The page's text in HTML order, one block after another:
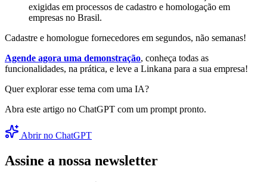
exigidas em processos de cadastro e homologação em
empresas no Brasil.
Cadastre e homologue fornecedores em segundos, não semanas!
Agende agora uma demonstração, conheça todas as
funcionalidades, na prática, e leve a Linkana para a sua empresa!
Quer explorar esse tema com uma IA?
Abra este artigo no ChatGPT com um prompt pronto.
Abrir no ChatGPT
Assine a nossa newsletter